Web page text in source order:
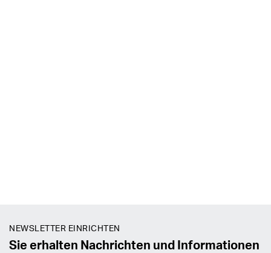
NEWSLETTER EINRICHTEN
Sie erhalten Nachrichten und Informationen